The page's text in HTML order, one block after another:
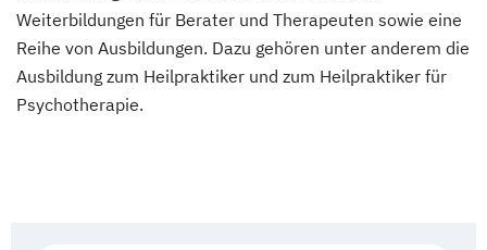
Weiterbildungen für Berater und Therapeuten sowie eine
Reihe von Ausbildungen. Dazu gehören unter anderem die
Ausbildung zum Heilpraktiker und zum Heilpraktiker für
Psychotherapie.